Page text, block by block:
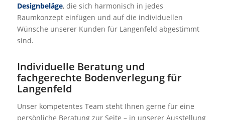
Designbeläge, die sich harmonisch in jedes
Raumkonzept einfügen und auf die individuellen
Wünsche unserer Kunden für Langenfeld abgestimmt
sind.
Individuelle Beratung und
fachgerechte Bodenverlegung für
Langenfeld
Unser kompetentes Team steht Ihnen gerne für eine
persönliche Beratung zur Seite – in unserer Ausstellung